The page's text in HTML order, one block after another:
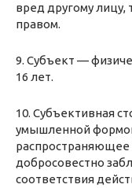
вред другому лицу,
правом.
9. Субъект —
16 лет.
10. Субъективная
умышленной
добросовестно
соответствия